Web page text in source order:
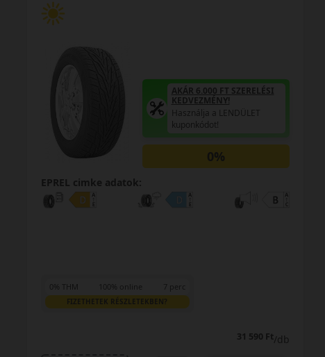
AKÁR 6.000 FT SZERELÉSI
KEDVEZMÉNY!
Használja a LENDÜLET
kuponkódot!
0%
EPREL cimke adatok:
0% THM 100% online 7 perc
FIZETHETEK RÉSZLETEKBEN?
31 590 Ft/db